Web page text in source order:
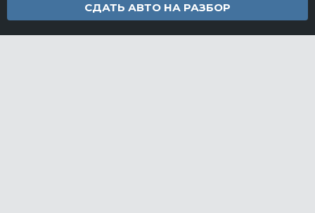
СДАТЬ АВТО НА РАЗБОР